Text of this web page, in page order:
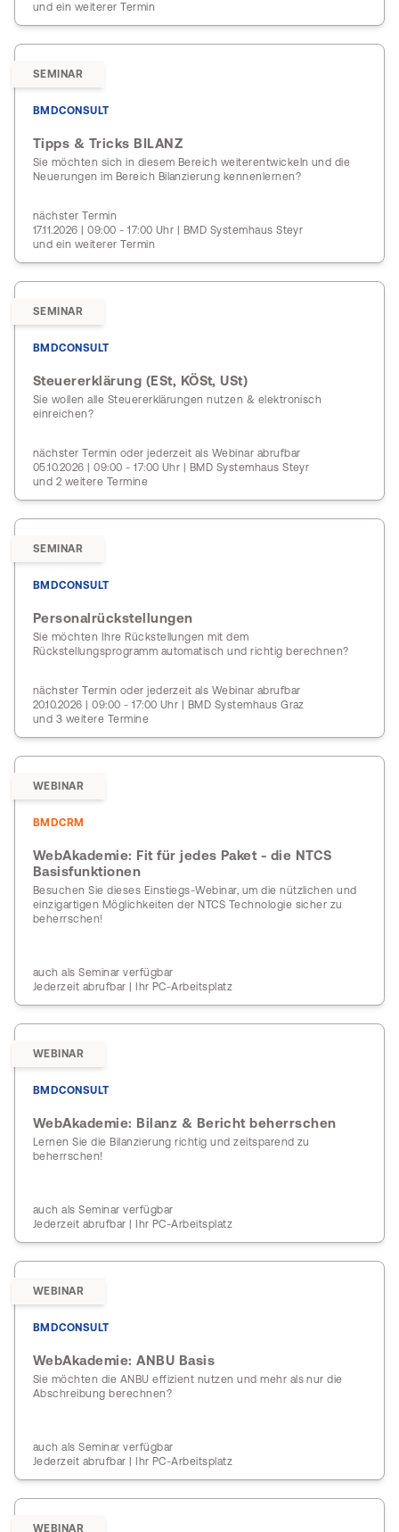
und ein weiterer Termin
SEMINAR
BMDCONSULT
Tipps & Tricks BILANZ
Sie möchten sich in diesem Bereich weiterentwickeln und die
Neuerungen im Bereich Bilanzierung kennenlernen?
nächster Termin
17.11.2026 | 09:00 - 17:00 Uhr | BMD Systemhaus Steyr
und ein weiterer Termin
SEMINAR
BMDCONSULT
Steuererklärung (ESt, KÖSt, USt)
Sie wollen alle Steuererklärungen nutzen & elektronisch
einreichen?
nächster Termin oder jederzeit als Webinar abrufbar
05.10.2026 | 09:00 - 17:00 Uhr | BMD Systemhaus Steyr
und 2 weitere Termine
SEMINAR
BMDCONSULT
Personalrückstellungen
Sie möchten Ihre Rückstellungen mit dem
Rückstellungsprogramm automatisch und richtig berechnen?
nächster Termin oder jederzeit als Webinar abrufbar
20.10.2026 | 09:00 - 17:00 Uhr | BMD Systemhaus Graz
und 3 weitere Termine
WEBINAR
BMDCRM
WebAkademie: Fit für jedes Paket - die NTCS
Basisfunktionen
Besuchen Sie dieses Einstiegs-Webinar, um die nützlichen und
einzigartigen Möglichkeiten der NTCS Technologie sicher zu
beherrschen!
auch als Seminar verfügbar
Jederzeit abrufbar | Ihr PC-Arbeitsplatz
WEBINAR
BMDCONSULT
WebAkademie: Bilanz & Bericht beherrschen
Lernen Sie die Bilanzierung richtig und zeitsparend zu
beherrschen!
auch als Seminar verfügbar
Jederzeit abrufbar | Ihr PC-Arbeitsplatz
WEBINAR
BMDCONSULT
WebAkademie: ANBU Basis
Sie möchten die ANBU effizient nutzen und mehr als nur die
Abschreibung berechnen?
auch als Seminar verfügbar
Jederzeit abrufbar | Ihr PC-Arbeitsplatz
WEBINAR